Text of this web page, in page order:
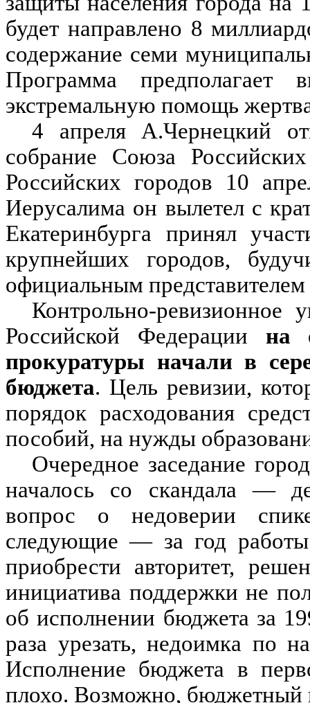
будет направлено 8
содержание семи
Программа предполагает
экстремальную помощь
4 апреля А.Чернецкий
собрание Союза
Российских городов 10
Иерусалима он вылетел с
Екатеринбурга принял
крупнейших городов,
официальным
Контрольно-ревизионное
Российской Федерации на
прокуратуры начали в
бюджета. Цель ревизии,
порядок расходования
пособий, на нужды
Очередное заседание
началось со скандала —
вопрос о недоверии
следующие — за год работы
приобрести авторитет,
инициатива поддержки не
об исполнении бюджета за
раза урезать, недоимка по
Исполнение бюджета в
плохо. Возможно, бюджетный